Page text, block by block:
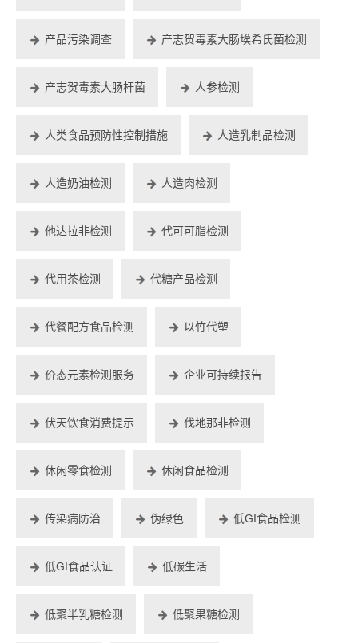
产品污染调查 产志贺毒素大肠埃希氏菌检测
产志贺毒素大肠杆菌 人参检测
人类食品预防性控制措施 人造乳制品检测
人造奶油检测 人造肉检测
他达拉非检测 代可可脂检测
代用茶检测 代糖产品检测
代餐配方食品检测 以竹代塑
价态元素检测服务 企业可持续报告
伏天饮食消费提示 伐地那非检测
休闲零食检测 休闲食品检测
传染病防治 伪绿色 低GI食品检测
低GI食品认证 低碳生活
低聚半乳糖检测 低聚果糖检测